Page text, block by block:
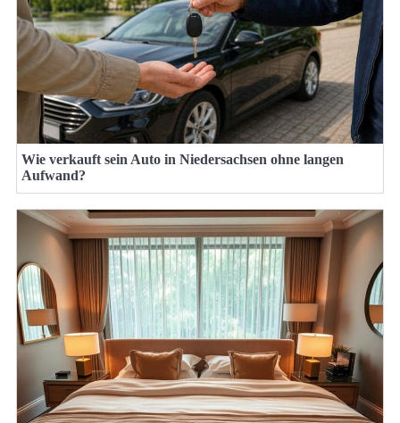
Wie verkauft sein Auto in Niedersachsen ohne langen
Aufwand?